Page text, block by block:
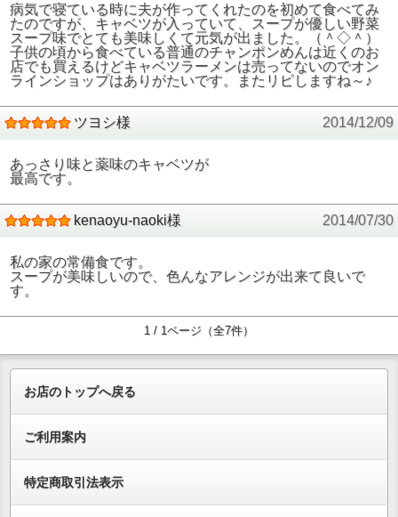
病気で寝ている時に夫が作ってくれたのを初めて食べてみ
たのですが、キャベツが入っていて、スープが優しい野菜
スープ味でとても美味しくて元気が出ました。（＾◇＾）
子供の頃から食べている普通のチャンポンめんは近くのお
店でも買えるけどキャベツラーメンは売ってないのでオン
ラインショップはありがたいです。またリピしますね～♪
ツヨシ様 2014/12/09
あっさり味と薬味のキャベツが
最高です。
kenaoyu-naoki様 2014/07/30
私の家の常備食です。
スープが美味しいので、色んなアレンジが出来て良いで
す。
1 / 1ページ（全7件）
お店のトップへ戻る
ご利用案内
特定商取引法表示